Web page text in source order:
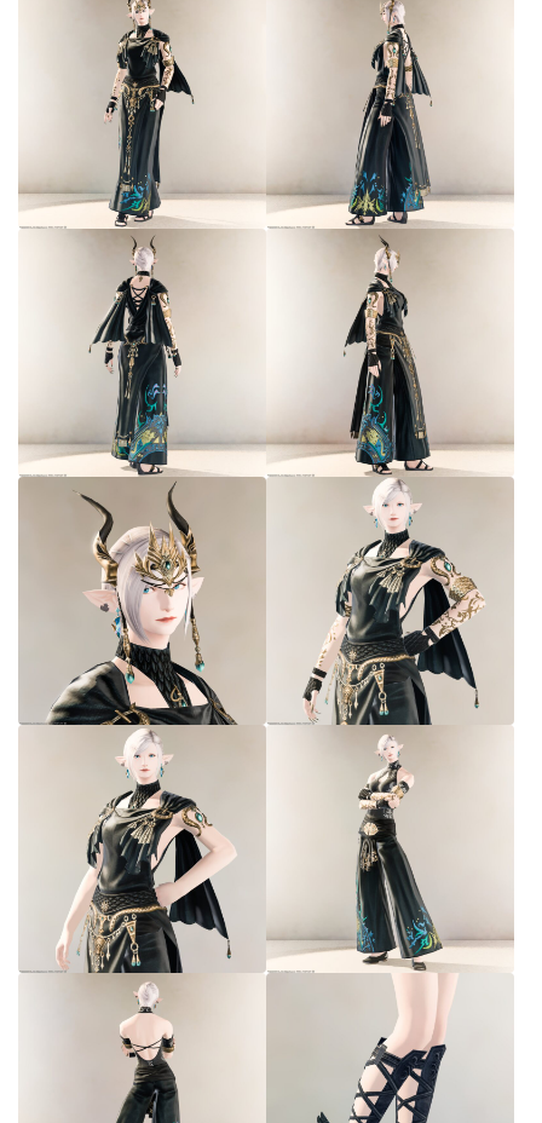
ロングスカート
インナーパンツ付きスカート
ショートパンツ
三分丈
ハーフパンツ
七分丈
八分丈
極シタデル・ボズヤ追憶戦